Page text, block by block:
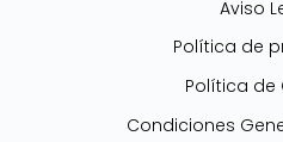
Aviso
Política de
Política de
Condiciones